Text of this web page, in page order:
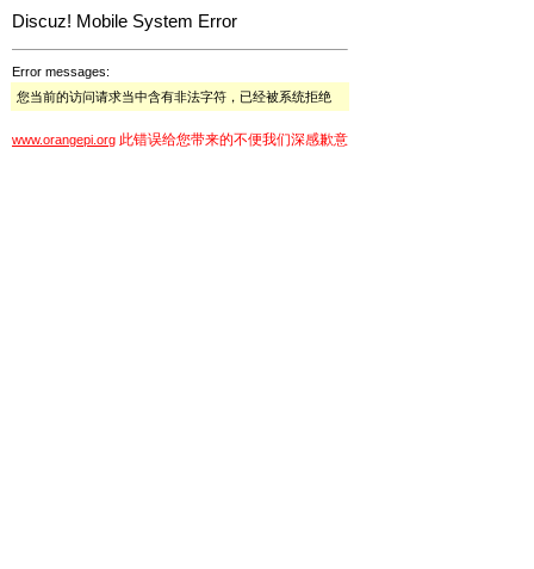
Discuz! Mobile System Error
Error messages:
您当前的访问请求当中含有非法字符，已经被系统拒绝
www.orangepi.org 此错误给您带来的不便我们深感歉意